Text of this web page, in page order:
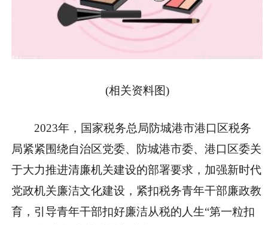
(相关资料图)
2023年，国家税务总局防城港市港口区税务
局紧紧围绕自治区党委、防城港市委、港口区委关
于大力推进清廉机关建设的部署要求，加强新时代
党政机关廉洁文化建设，紧扣税务青年干部廉政教
育，引导青年干部扣好廉洁从税的人生“第一粒扣